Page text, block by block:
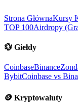
Strona GłównaKursy
TOP 100Airdropy
💱 Giełdy
CoinbaseBinance
BybitCoinbase vs
🪙 Kryptowaluty